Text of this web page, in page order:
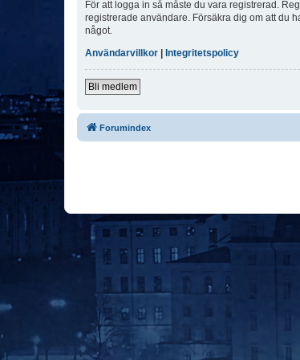
För att logga in så måste du vara registrerad.
registrerade användare. Försäkra dig om att du
något.
Användarvillkor | Integritetspolicy
Bli medlem
Forumindex